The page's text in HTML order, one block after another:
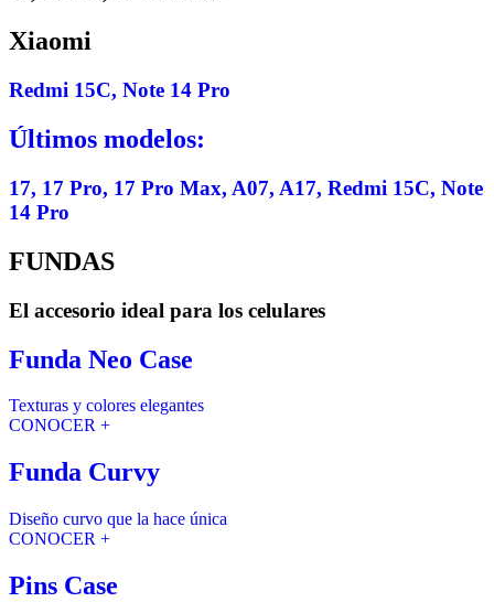
Xiaomi
Redmi 15C, Note 14 Pro
Últimos modelos:
17, 17 Pro, 17 Pro Max, A07, A17, Redmi 15C, Note
14 Pro
FUNDAS
El accesorio ideal para los celulares
Funda Neo Case
Texturas y colores elegantes
CONOCER +
Funda Curvy
Diseño curvo que la hace única
CONOCER +
Pins Case